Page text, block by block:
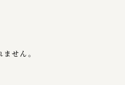
せん。